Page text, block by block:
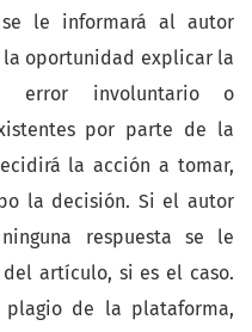
le informará al autor
oportunidad explicar la
error involuntario o
por parte de la
la acción a tomar,
la decisión. Si el autor
respuesta se le
artículo, si es el caso.
de la plataforma,